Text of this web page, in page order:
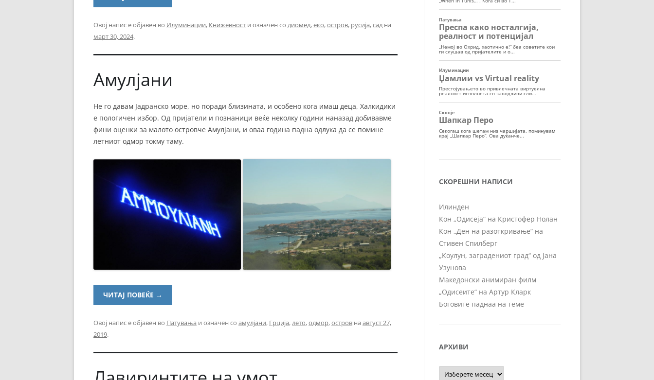
Овој напис е објавен во Илуминации, Книжевност и означен со диомед,еко,остров, русија,садна
март 30, 2024.
Амулјани
Не го давам Јадранско море, но поради близината, и особено кога имаш деца, Халкидики
е пологичен избор. Од пријатели и познаници веќе неколку години наназад добивавме
фини оценки за малото островче Амулјани, и оваа година падна одлука да се помине
летниот одмор токму таму.
ЧИТАЈ ПОВЕЌЕ →
Овој напис е објавен во Патувања и означен со амулјани, Грција,лето,одмор,остров на август 27,
2019.
СКОРЕШНИ НАПИСИ
Илинден
Кон „Одисеја“ на Кристофер Нолан
Кон „Ден на разоткривање“ на
Стивен Спилберг
„Коулун, заградениот град“ од Јана
Узунова
Македонски анимиран филм
„Одисеите“ на Артур Кларк
Боговите паднаа на теме
АРХИВИ
Архиви